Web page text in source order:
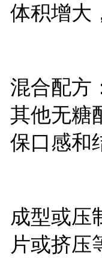
体积增大
混合配方
其他无糖
保口感和
成型或压
片或挤压